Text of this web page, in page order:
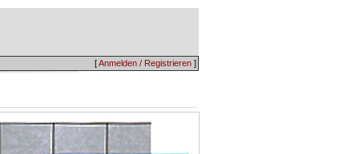
[Anmelden / Registrieren ]